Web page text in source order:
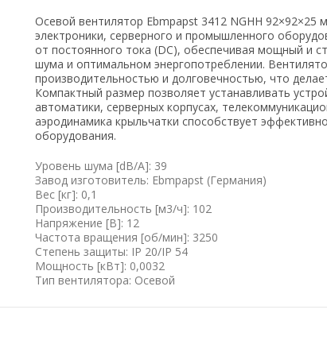
Осевой вентилятор Ebmpapst 3412 NGHH
электроники, серверного и промышленного
от постоянного тока (DC), обеспечивая мощный и
шума и оптимальном энергопотреблении.
производительностью и долговечностью, что
Компактный размер позволяет устанавливать
автоматики, серверных корпусах,
аэродинамика крыльчатки способствует
оборудования.
Уровень шума [dB/A]: 39
Завод изготовитель: Ebmpapst (Германия)
Вес [кг]: 0,1
Производительность [м3/ч]: 102
Напряжение [В]: 12
Частота вращения [об/мин]: 3250
Степень защиты: IP 20/IP 54
Мощность [кВт]: 0,0032
Тип вентилятора: Осевой